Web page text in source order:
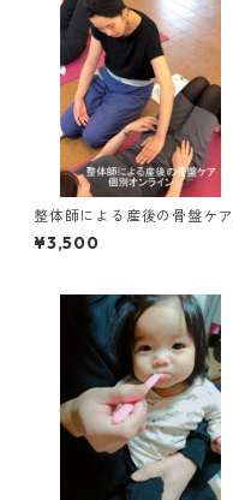
整体師による産後の骨盤ケア
個別オンライン
¥3,500